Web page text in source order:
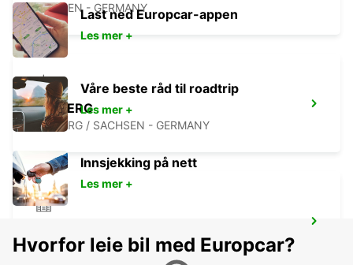
DRESDEN - GERMANY
FREIBERG
FREIBERG / SACHSEN - GERMANY
BAUTZEN - GERMANY
Last ned Europcar-appen
Les mer +
Våre beste råd til roadtrip
Les mer +
Innsjekking på nett
Les mer +
Hvorfor leie bil med Europcar?